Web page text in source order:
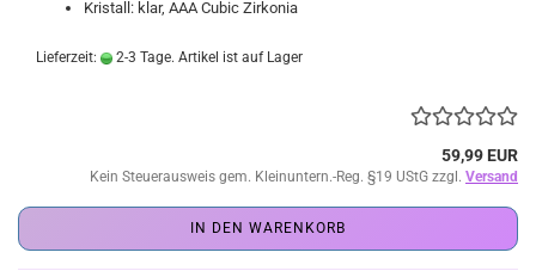
Kristall: klar, AAA Cubic Zirkonia
Lieferzeit: 2-3 Tage. Artikel ist auf Lager
59,99 EUR
Kein Steuerausweis gem. Kleinuntern.-Reg. §19 UStG zzgl. Versand
IN DEN WARENKORB